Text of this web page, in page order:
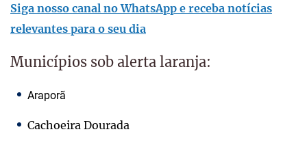
Siga nosso canal no WhatsApp e receba notícias
relevantes para o seu dia
Municípios sob alerta laranja:
Araporã
Cachoeira Dourada